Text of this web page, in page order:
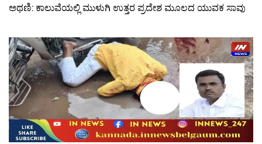
ಅಥಣಿ: ಕಾಲುವೆಯಲ್ಲಿ ಮುಳುಗಿ ಉತ್ತರ ಪ್ರದೇಶ ಮೂಲದ ಯುವಕ ಸಾವು